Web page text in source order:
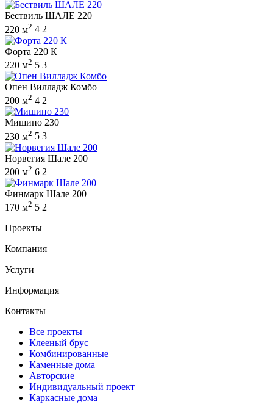
Бествиль ШАЛЕ 220
220 м2 4 2
Форта 220 К
220 м2 5 3
Опен Вилладж Комбо
200 м2 4 2
Мишино 230
230 м2 5 3
Норвегия Шале 200
200 м2 6 2
Финмарк Шале 200
170 м2 5 2
Проекты
Компания
Услуги
Информация
Контакты
Все проекты
Клееный брус
Комбинированные
Каменные дома
Авторские
Индивидуальный проект
Каркасные дома